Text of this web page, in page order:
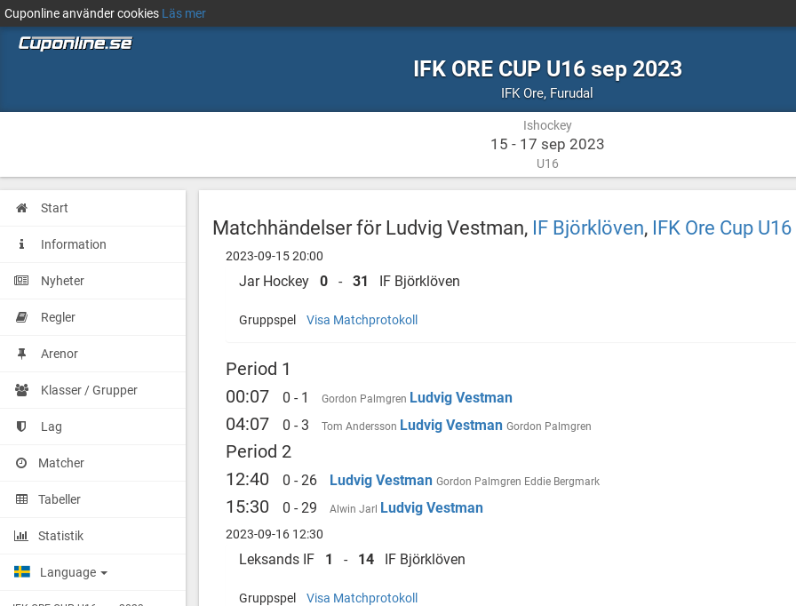
Cuponline använder cookies Läs mer
IFK ORE CUP U16 sep 2023
IFK Ore, Ishockey
Furudal
Ishockey
15 - 17 sep 2023
U16
Start
Information
Nyheter
Regler
Arenor
Klasser / Grupper
Lag
Matcher
Tabeller
Statistik
Language
Matchhändelser för Ludvig Vestman, IF Björklöven, IFK Ore Cup U16
2023-09-15 20:00
Jar Hockey 0 - 31 IF Björklöven
Gruppspel Visa Matchprotokoll
Period 1
00:07
0 - 1 Gordon Palmgren Ludvig Vestman
04:07 0 - 3 Tom Andersson Ludvig Vestman Gordon Palmgren
Period 2
12:40
0 - 26 Ludvig Vestman Gordon Palmgren Eddie Bergmark
15:30 0 - 29 Alwin Jarl Ludvig Vestman
2023-09-16 12:30
Leksands IF 1 - 14 IF Björklöven
Gruppspel Visa Matchprotokoll